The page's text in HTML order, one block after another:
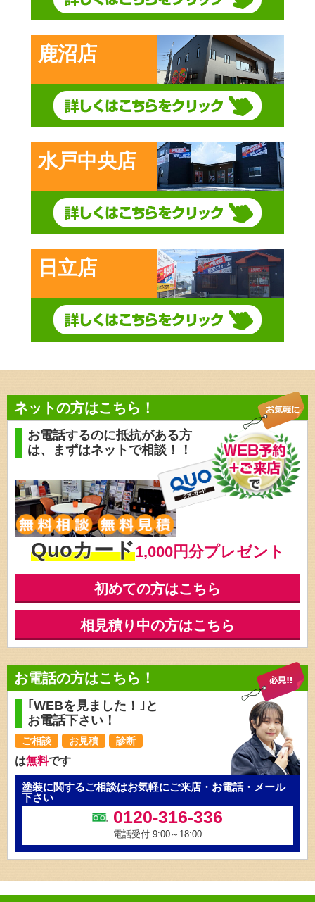
鹿沼店
水戸中央店
日立店
ネットの方はこちら！
お電話するのに抵抗がある方
は、
まずはネットで相談！！
Quoカード1,000円分プレゼント
初めての方はこちら
相見積り中の方はこちら
お電話の方はこちら！
｢WEBを見ました！｣と
お電話下さい！
ご相談 お見積 診断
は無料です
塗装に関するご相談はお気軽にご来店・お電話・メール
下さい
0120-316-336
電話受付 9:00～18:00